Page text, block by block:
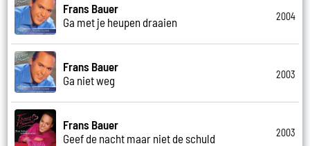
Frans Bauer
Ga met je heupen draaien
2004
Frans Bauer
Ga niet weg
2003
Frans Bauer
Geef de nacht maar niet de schuld
2003